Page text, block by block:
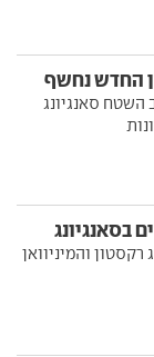
החדש נחשף
סאנגיונג
בסאנגיונג
והמיניוואן